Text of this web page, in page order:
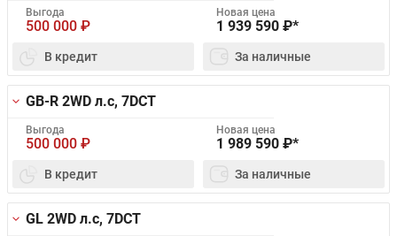
Выгода
500 000 ₽
Новая цена
1 939 590 ₽*
В кредит За наличные
GB-R 2WD л.с, 7DCT
Выгода
500 000 ₽
Новая цена
1 989 590 ₽*
В кредит За наличные
GL 2WD л.с, 7DCT